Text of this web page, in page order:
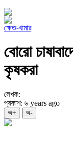
ক্ষেত-খামার
বোরো
কৃষকরা
লেখক:
প্রকাশ: ৬ years ago
অ+ অ-